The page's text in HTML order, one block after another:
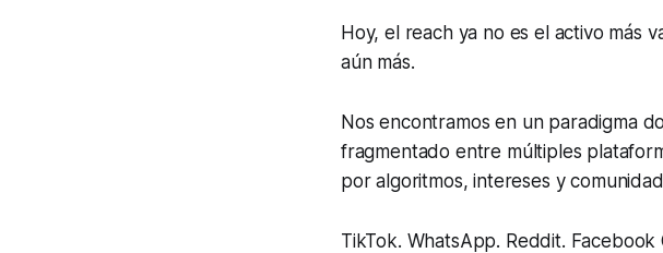
Hoy, el reach ya no es el activo más
aún más.
Nos encontramos en un paradigma
fragmentado entre múltiples
por algoritmos, intereses y
TikTok. WhatsApp. Reddit.